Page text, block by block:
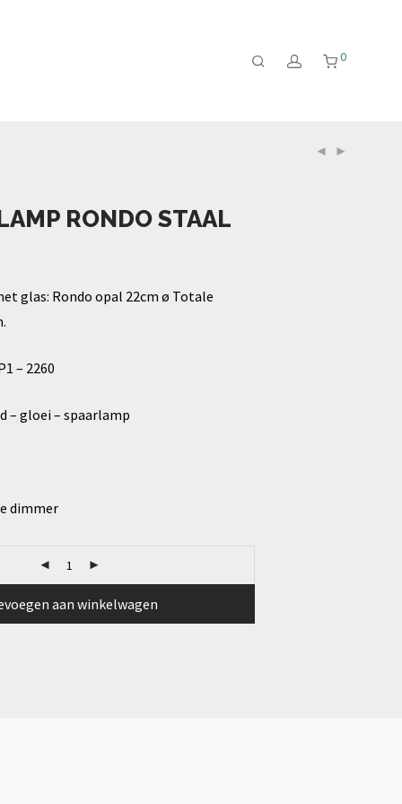
0
RONDO STAAL
glas: Rondo opal 22cm ø Totale
– 2260
– gloei – spaarlamp
dimmer
aan winkelwagen